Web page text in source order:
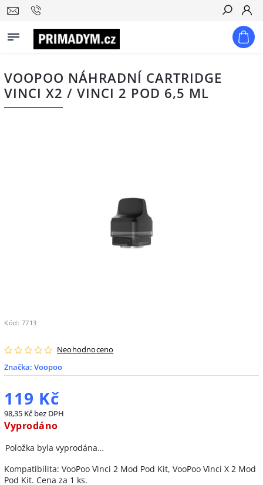
Hledat
VOOPOO NÁHRADNÍ CARTRIDGE
VINCI X2 / VINCI 2 POD 6,5 ML
Kód: 7713
Neohodnoceno
Značka: Voopoo
119 Kč
98,35 Kč bez DPH
Vyprodáno
Položka byla vyprodána…
Kompatibilita: VooPoo Vinci 2 Mod Pod Kit, VooPoo Vinci X 2 Mod
Pod Kit. Cena za 1 ks.